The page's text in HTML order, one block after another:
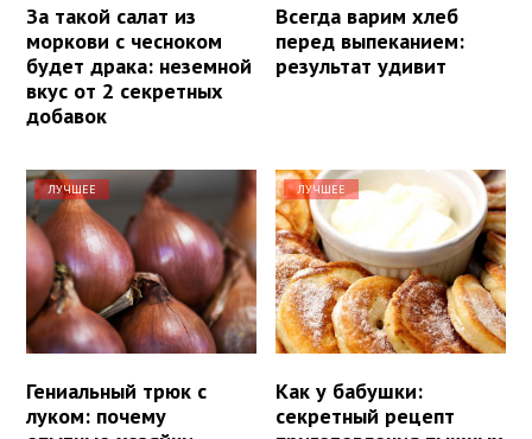
За такой салат из
моркови с чесноком
будет драка: неземной
вкус от 2 секретных
добавок
Всегда варим хлеб
перед выпеканием:
результат удивит
ЛУЧШЕЕ
Гениальный трюк с
луком: почему
ЛУЧШЕЕ
Как у бабушки:
секретный рецепт